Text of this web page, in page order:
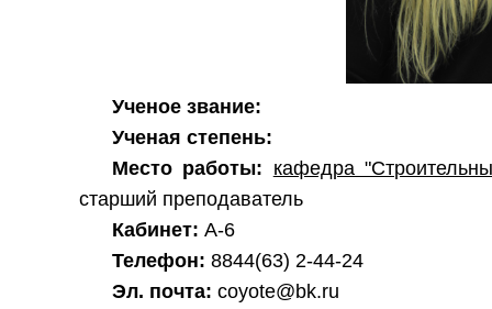
Ученое звание:
Ученая степень:
Место работы: кафедра
старший преподаватель
Кабинет: А-6
Телефон: 8844(63) 2-44-24
Эл. почта: coyote@bk.ru